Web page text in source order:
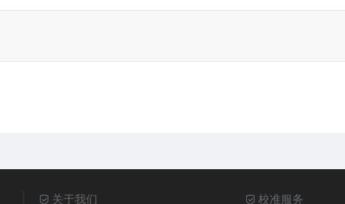
关于我们 校准服务